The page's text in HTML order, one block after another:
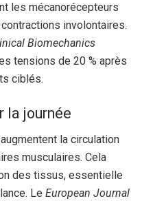
les mécanorécepteurs
involontaires.
Biomechanics
tensions de 20 % après
ciblés.
la journée
augmentent la circulation
musculaires. Cela
des tissus, essentielle
Le European Journal